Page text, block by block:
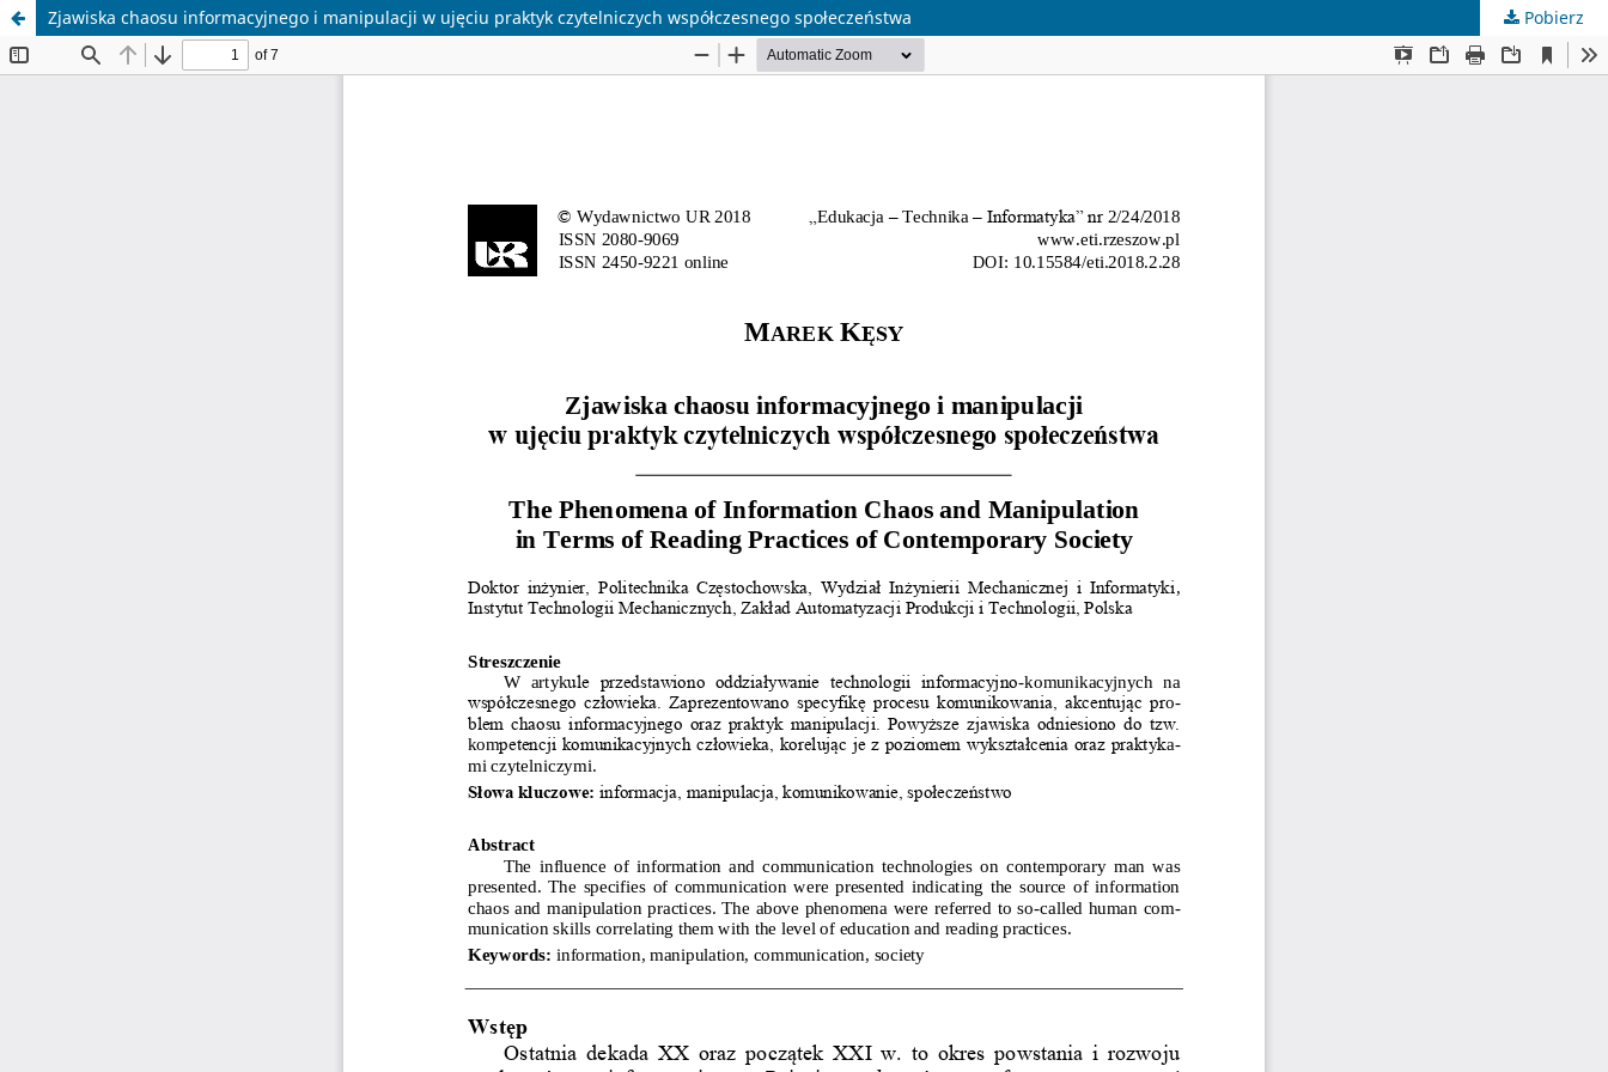
Zjawiska chaosu informacyjnego i manipulacji w ujęciu praktyk czytelniczych współczesnego społeczeństwa Pobierz